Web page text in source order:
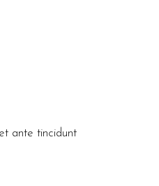
ante tincidunt